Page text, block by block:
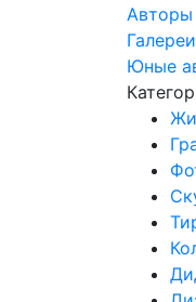
Авторы
Галереи
Юные